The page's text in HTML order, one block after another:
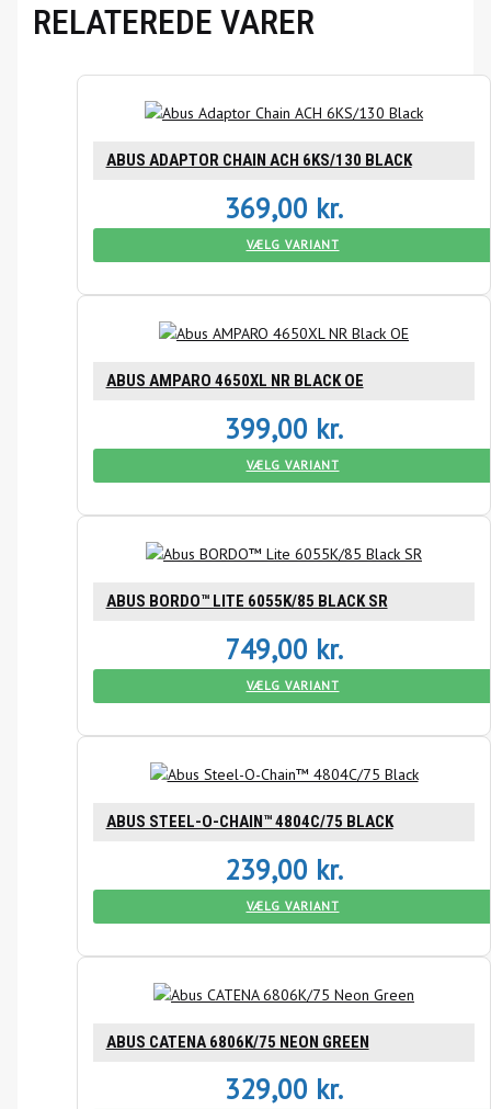
RELATEREDE VARER
ABUS ADAPTOR CHAIN ACH 6KS/130 BLACK
369,00 kr.
VÆLG VARIANT
ABUS AMPARO 4650XL NR BLACK OE
399,00 kr.
VÆLG VARIANT
ABUS BORDO™ LITE 6055K/85 BLACK SR
749,00 kr.
VÆLG VARIANT
ABUS STEEL-O-CHAIN™ 4804C/75 BLACK
239,00 kr.
VÆLG VARIANT
ABUS CATENA 6806K/75 NEON GREEN
329,00 kr.